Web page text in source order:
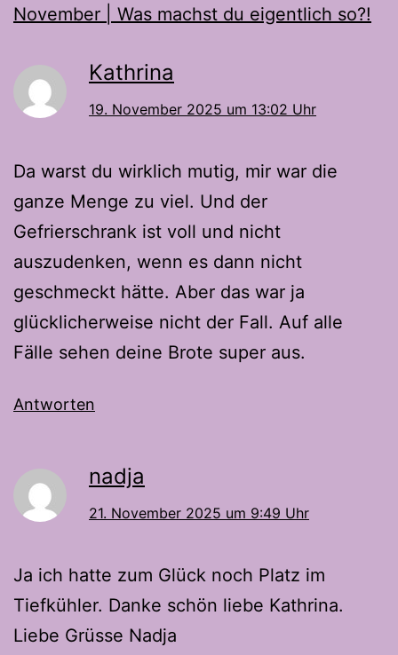
November | Was machst du eigentlich so?!
Kathrina
19. November 2025 um 13:02 Uhr
Da warst du wirklich mutig, mir war die
ganze Menge zu viel. Und der
Gefrierschrank ist voll und nicht
auszudenken, wenn es dann nicht
geschmeckt hätte. Aber das war ja
glücklicherweise nicht der Fall. Auf alle
Fälle sehen deine Brote super aus.
Antworten
nadja
21. November 2025 um 9:49 Uhr
Ja ich hatte zum Glück noch Platz im
Tiefkühler. Danke schön liebe Kathrina.
Liebe Grüsse Nadja